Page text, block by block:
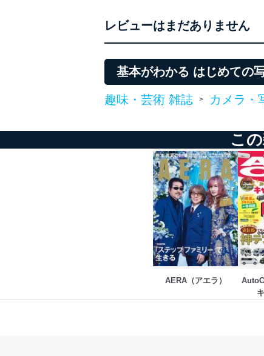
法令遵守
令及びその他の規範を常
個人情報の安全管理措置
漏えい、滅失またはき損
アクセス制御
個人データを取り扱
しています。
アクセス者の識別と認
機器に標準装備され
システムを使用す
外部からの不正アクセ
個人データを取り
個人データを取り
としています。
レビューはまだありません
基本がわかる はじめての
趣味・芸術 雑誌 > カメラ・
こ
AERA（アエラ）